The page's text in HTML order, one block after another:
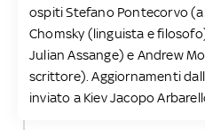
ospiti Stefano Pontecorvo
Chomsky (linguista e
Julian Assange) e Andrew
scrittore). Aggiornamenti
inviato a Kiev Jacopo